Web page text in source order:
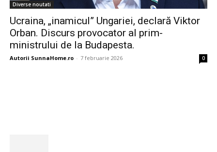
Diverse noutati
Ucraina, „inamicul” Ungariei, declară Viktor
Orban. Discurs provocator al prim-
ministrului de la Budapesta.
Autorii SunnaHome.ro - 7 februarie 2026 0